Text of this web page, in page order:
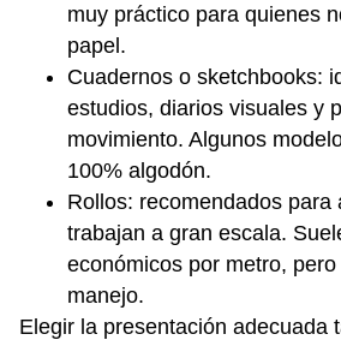
muy práctico para quienes
papel.
Cuadernos o sketchbooks:
estudios, diarios visuales y
movimiento. Algunos
100% algodón.
Rollos: recomendados para
trabajan a gran escala.
económicos por metro,
manejo.
Elegir la presentación adecuada